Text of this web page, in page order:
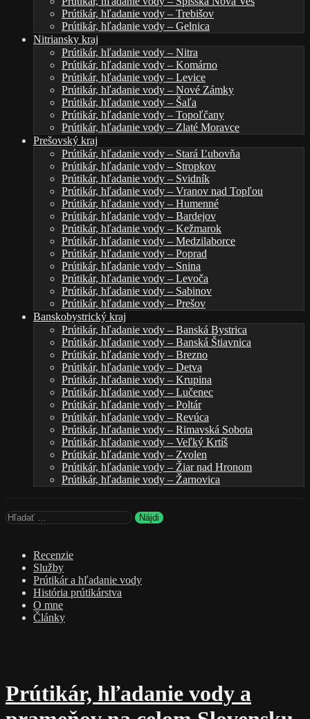
Prútikár, hľadanie vody – Trebišov
Prútikár, hľadanie vody – Gelnica
Nitriansky kraj
Prútikár, hľadanie vody – Nitra
Prútikár, hľadanie vody – Komárno
Prútikár, hľadanie vody – Levice
Prútikár, hľadanie vody – Nové Zámky
Prútikár, hľadanie vody – Šaľa
Prútikár, hľadanie vody – Topoľčany
Prútikár, hľadanie vody – Zlaté Moravce
Prešovský kraj
Prútikár, hľadanie vody – Stará Ľubovňa
Prútikár, hľadanie vody – Stropkov
Prútikár, hľadanie vody – Svidník
Prútikár, hľadanie vody – Vranov nad Topľou
Prútikár, hľadanie vody – Humenné
Prútikár, hľadanie vody – Bardejov
Prútikár, hľadanie vody – Kežmarok
Prútikár, hľadanie vody – Medzilaborce
Prútikár, hľadanie vody – Poprad
Prútikár, hľadanie vody – Snina
Prútikár, hľadanie vody – Levoča
Prútikár, hľadanie vody – Sabinov
Prútikár, hľadanie vody – Prešov
Banskobystrický kraj
Prútikár, hľadanie vody – Banská Bystrica
Prútikár, hľadanie vody – Banská Štiavnica
Prútikár, hľadanie vody – Brezno
Prútikár, hľadanie vody – Detva
Prútikár, hľadanie vody – Krupina
Prútikár, hľadanie vody – Lučenec
Prútikár, hľadanie vody – Poltár
Prútikár, hľadanie vody – Revúca
Prútikár, hľadanie vody – Rimavská Sobota
Prútikár, hľadanie vody – Veľký Krtíš
Prútikár, hľadanie vody – Zvolen
Prútikár, hľadanie vody – Žiar nad Hronom
Prútikár, hľadanie vody – Žarnovica
Hľadať:
Recenzie
Služby
Prútikár a hľadanie vody
História prútikárstva
O mne
Články
Prútikár, hľadanie vody a